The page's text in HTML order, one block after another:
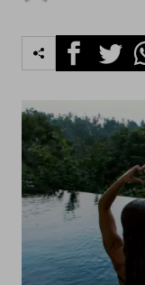
FacebookTwitter